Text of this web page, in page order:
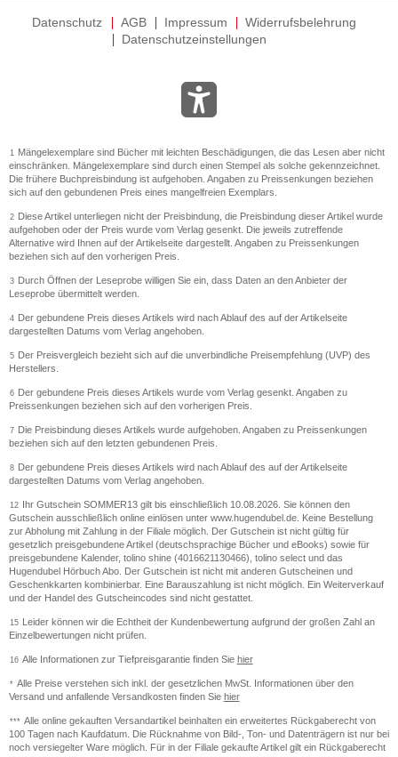
Datenschutz AGB Impressum
Widerrufsbelehrung
Datenschutzeinstellungen
1 Mängelexemplare sind Bücher mit leichten Beschädigungen, die das Lesen aber nicht
einschränken. Mängelexemplare sind durch einen Stempel als solche gekennzeichnet.
Die frühere Buchpreisbindung ist aufgehoben. Angaben zu Preissenkungen beziehen
sich auf den gebundenen Preis eines mangelfreien Exemplars.
2
Diese Artikel unterliegen nicht der Preisbindung, die Preisbindung dieser Artikel wurde
aufgehoben oder der Preis wurde vom Verlag gesenkt. Die jeweils zutreffende
Alternative wird Ihnen auf der Artikelseite dargestellt. Angaben zu Preissenkungen
beziehen sich auf den vorherigen Preis.
3
Durch Öffnen der Leseprobe willigen Sie ein, dass Daten an den Anbieter der
Leseprobe übermittelt werden.
4
Der gebundene Preis dieses Artikels wird nach Ablauf des auf der Artikelseite
dargestellten Datums vom Verlag angehoben.
5
Der Preisvergleich bezieht sich auf die unverbindliche Preisempfehlung (UVP) des
Herstellers.
6
Der gebundene Preis dieses Artikels wurde vom Verlag gesenkt. Angaben zu
Preissenkungen beziehen sich auf den vorherigen Preis.
7
Die Preisbindung dieses Artikels wurde aufgehoben. Angaben zu Preissenkungen
beziehen sich auf den letzten gebundenen Preis.
8
Der gebundene Preis dieses Artikels wird nach Ablauf des auf der Artikelseite
dargestellten Datums vom Verlag angehoben.
12
Ihr Gutschein SOMMER13 gilt bis einschließlich 10.08.2026. Sie können den
Gutschein ausschließlich online einlösen unter www.hugendubel.de. Keine Bestellung
zur Abholung mit Zahlung in der Filiale möglich. Der Gutschein ist nicht gültig für
gesetzlich preisgebundene Artikel (deutschsprachige Bücher und eBooks) sowie für
preisgebundene Kalender, tolino shine (4016621130466), tolino select und das
Hugendubel Hörbuch Abo. Der Gutschein ist nicht mit anderen Gutscheinen und
Geschenkkarten kombinierbar. Eine Barauszahlung ist nicht möglich. Ein Weiterverkauf
und der Handel des Gutscheincodes sind nicht gestattet.
15
Leider können wir die Echtheit der Kundenbewertung aufgrund der großen Zahl an
Einzelbewertungen nicht prüfen.
16 Alle Informationen zur Tiefpreisgarantie finden Sie hier
* Alle Preise verstehen sich inkl. der gesetzlichen MwSt. Informationen über den
Versand und anfallende Versandkosten finden Sie hier
*** Alle online gekauften Versandartikel beinhalten ein erweitertes Rückgaberecht von
100 Tagen nach Kaufdatum. Die Rücknahme von Bild-, Ton- und Datenträgern ist nur bei
noch versiegelter Ware möglich. Für in der Filiale gekaufte Artikel gilt ein Rückgaberecht